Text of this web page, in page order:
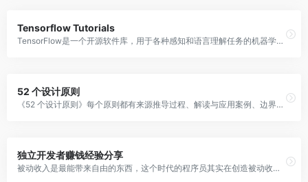
Tensorflow Tutorials
TensorFlow是一个开源软件库，用于各种感知和语言理解任务的机器学习。
52 个设计原则
《52 个设计原则》每个原则都有来源推导过程、解读与应用案例、边界限制、更多阅读。给你带来更多生活、产品设计、审美元素。
独立开发者赚钱经验分享
被动收入是最能带来自由的东西，这个时代的程序员其实在创造被动收入上有天然优势，然而大部分人都在出卖自由为别人打工。